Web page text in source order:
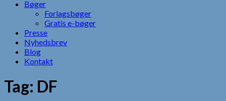
Bøger
Forlagsbøger
Gratis e-bøger
Presse
Nyhedsbrev
Blog
Kontakt
Tag: DF